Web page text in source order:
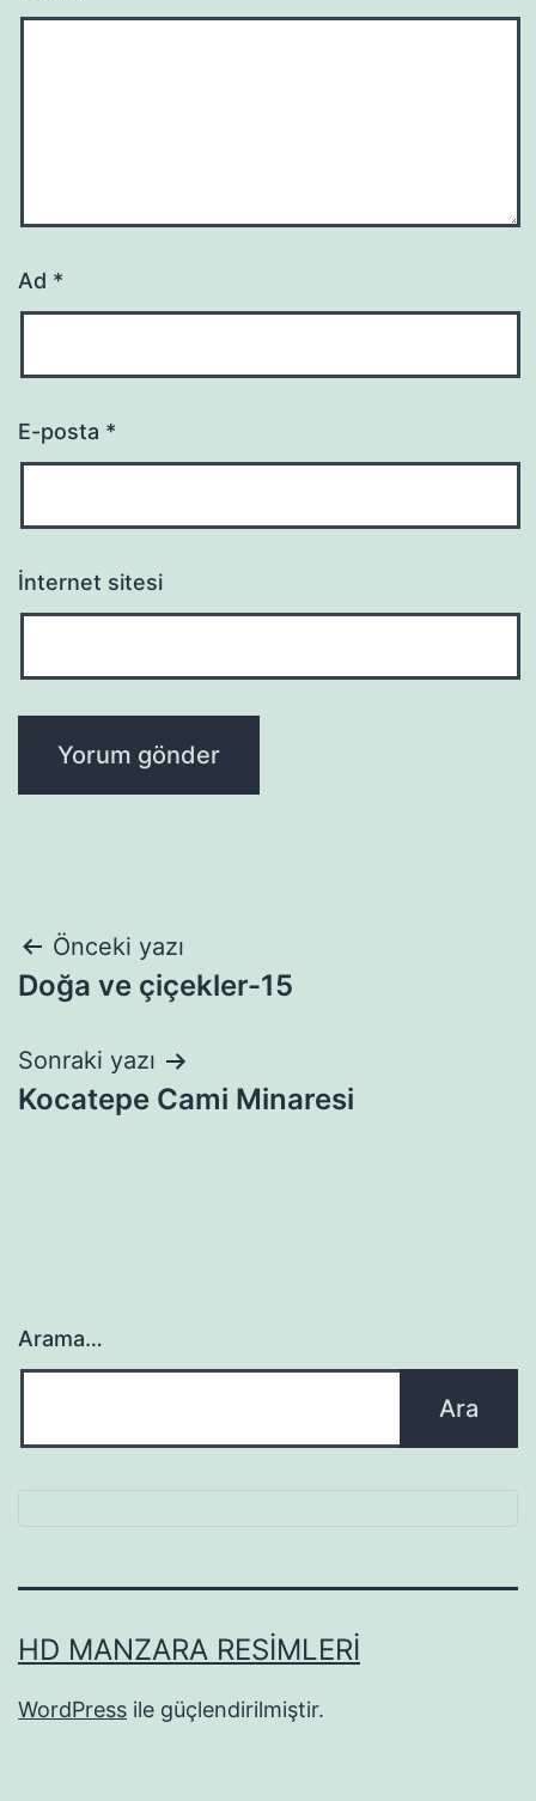
Ad *
E-posta *
İnternet sitesi
Yazı
gezinmesi
Önceki yazı
Doğa ve çiçekler-15
Sonraki yazı
Kocatepe Cami Minaresi
Arama…
HD MANZARA RESIMLERI
WordPress ile güçlendirilmiştir.